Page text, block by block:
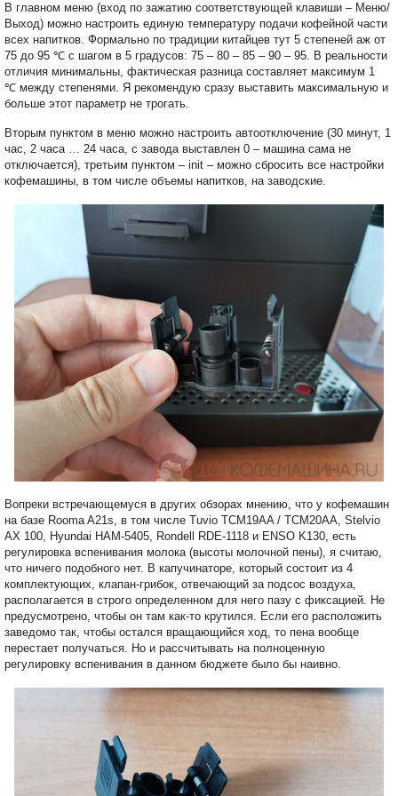
В главном меню (вход по зажатию соответствующей клавиши – Меню/
Выход) можно настроить единую температуру подачи кофейной части
всех напитков. Формально по традиции китайцев тут 5 степеней аж от
75 до 95 ℃ с шагом в 5 градусов: 75 – 80 – 85 – 90 – 95. В реальности
отличия минимальны, фактическая разница составляет максимум 1
℃ между степенями. Я рекомендую сразу выставить максимальную и
больше этот параметр не трогать.
Вторым пунктом в меню можно настроить автоотключение (30 минут, 1
час, 2 часа … 24 часа, с завода выставлен 0 – машина сама не
отключается), третьим пунктом – init – можно сбросить все настройки
кофемашины, в том числе объемы напитков, на заводские.
Вопреки встречающемуся в других обзорах мнению, что у кофемашин
на базе Rooma A21s, в том числе Tuvio TCM19AA / TCM20AA, Stelvio
AX 100, Hyundai HAM-5405, Rondell RDE-1118 и ENSO K130, есть
регулировка вспенивания молока (высоты молочной пены), я считаю,
что ничего подобного нет. В капучинаторе, который состоит из 4
комплектующих, клапан-грибок, отвечающий за подсос воздуха,
располагается в строго определенном для него пазу с фиксацией. Не
предусмотрено, чтобы он там как-то крутился. Если его расположить
заведомо так, чтобы остался вращающийся ход, то пена вообще
перестает получаться. Но и рассчитывать на полноценную
регулировку вспенивания в данном бюджете было бы наивно.